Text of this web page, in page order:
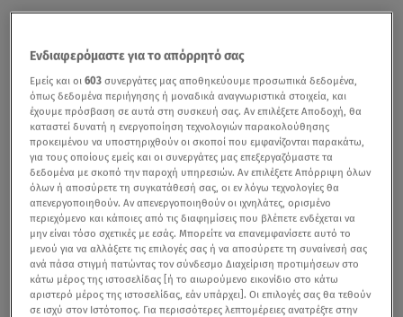
Ενδιαφερόμαστε για το απόρρητό σας
Εμείς και οι603 συνεργάτες μας αποθηκεύουμε προσωπικά δεδομένα,
όπως δεδομένα περιήγησης ή μοναδικά αναγνωριστικά στοιχεία, και
έχουμε πρόσβαση σε αυτά στη συσκευή σας. Αν επιλέξετε Αποδοχή, θα
καταστεί δυνατή η ενεργοποίηση τεχνολογιών παρακολούθησης
προκειμένου να υποστηριχθούν οι σκοποί που εμφανίζονται παρακάτω,
για τους οποίους εμείς και οι συνεργάτες μας επεξεργαζόμαστε τα
δεδομένα με σκοπό την παροχή υπηρεσιών. Αν επιλέξετε Απόρριψη όλων
όλων ή αποσύρετε τη συγκατάθεσή σας, οι εν λόγω τεχνολογίες θα
απενεργοποιηθούν. Αν απενεργοποιηθούν οι ιχνηλάτες, ορισμένο
περιεχόμενο και κάποιες από τις διαφημίσεις που βλέπετε ενδέχεται να
μην είναι τόσο σχετικές με εσάς. Μπορείτε να επανεμφανίσετε αυτό το
μενού για να αλλάξετε τις επιλογές σας ή να αποσύρετε τη συναίνεσή σας
ανά πάσα στιγμή πατώντας τον σύνδεσμο Διαχείριση προτιμήσεων στο
κάτω μέρος της ιστοσελίδας [ή το αιωρούμενο εικονίδιο στο κάτω
αριστερό μέρος της ιστοσελίδας, εάν υπάρχει]. Οι επιλογές σας θα τεθούν
σε ισχύ στον Ιστότοπος. Για περισσότερες λεπτομέρειες ανατρέξτε στην